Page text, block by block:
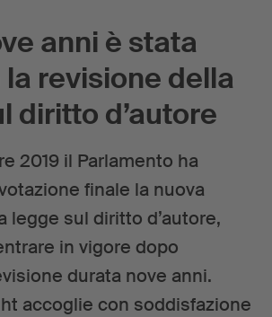
anni è stata
revisione della
diritto d’autore
2019 il Parlamento ha
finale la nuova
legge sul diritto d’autore,
in vigore dopo
durata nove anni.
accoglie con soddisfazione